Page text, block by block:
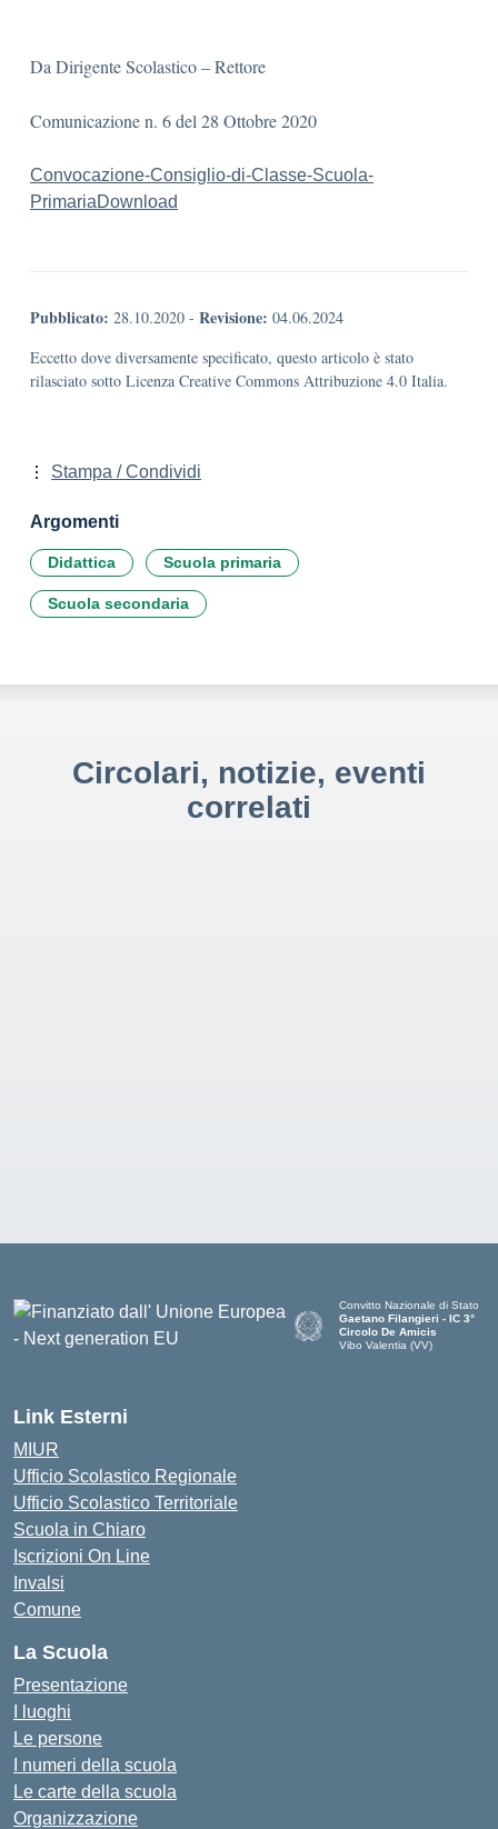
Da Dirigente Scolastico – Rettore
Comunicazione n. 6 del 28 Ottobre 2020
Convocazione-Consiglio-di-Classe-Scuola-
PrimariaDownload
Pubblicato: 28.10.2020 - Revisione: 04.06.2024
Eccetto dove diversamente specificato, questo articolo è stato
rilasciato sotto Licenza Creative Commons Attribuzione 4.0 Italia.
Stampa / Condividi
Argomenti
Didattica Scuola primaria
Scuola secondaria
Circolari, notizie, eventi
correlati
Convitto Nazionale di Stato
Gaetano Filangieri - IC 3°
Circolo De Amicis
Vibo Valentia (VV)
Link Esterni
MIUR
Ufficio Scolastico Regionale
Ufficio Scolastico Territoriale
Scuola in Chiaro
Iscrizioni On Line
Invalsi
Comune
La Scuola
Presentazione
I luoghi
Le persone
I numeri della scuola
Le carte della scuola
Organizzazione